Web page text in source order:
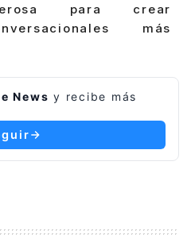
para crear
más
News y recibe más